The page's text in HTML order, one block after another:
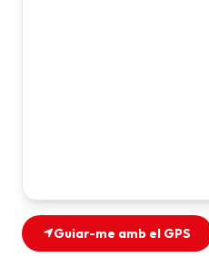
Guiar-me amb el GPS